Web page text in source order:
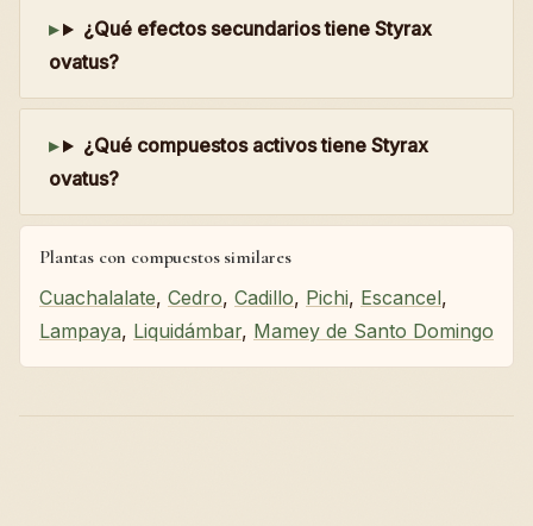
¿Qué efectos secundarios tiene Styrax
ovatus?
¿Qué compuestos activos tiene Styrax
ovatus?
Plantas con compuestos similares
Cuachalalate, Cedro, Cadillo, Pichi, Escancel,
Lampaya, Liquidámbar, Mamey de Santo Domingo